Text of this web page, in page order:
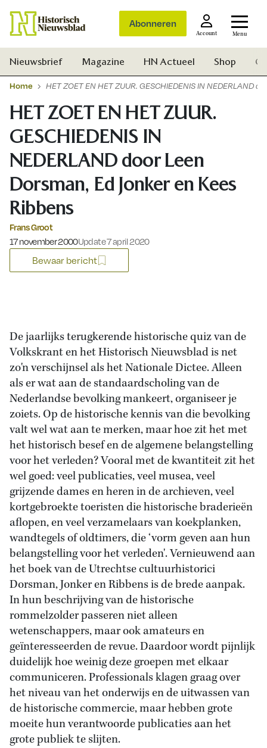
Abonneren
Account Menu
Nieuwsbrief Magazine HN Actueel Shop
Home HET ZOET EN HET ZUUR. GESCHIEDENIS IN NEDERLAND
HET ZOET EN HET ZUUR.
GESCHIEDENIS IN
NEDERLAND door Leen
Dorsman, Ed Jonker en Kees
Ribbens
Frans Groot
Gepubliceerd op:
17 november 2000Update 7 april 2020
Bewaar bericht
De jaarlijks terugkerende historische quiz van de
Volkskrant en het Historisch Nieuwsblad is net
zo'n verschijnsel als het Nationale Dictee. Alleen
als er wat aan de standaardscholing van de
Nederlandse bevolking mankeert, organiseer je
zoiets. Op de historische kennis van die bevolking
valt wel wat aan te merken, maar hoe zit het met
het historisch besef en de algemene belangstelling
voor het verleden? Vooral met de kwantiteit zit het
wel goed: veel publicaties, veel musea, veel
grijzende dames en heren in de archieven, veel
kortgebroekte toeristen die historische braderieën
aflopen, en veel verzamelaars van koekplanken,
wandtegels of oldtimers, die ‘vorm geven aan hun
belangstelling voor het verleden'. Vernieuwend aan
het boek van de Utrechtse cultuurhistorici
Dorsman, Jonker en Ribbens is de brede aanpak.
In hun beschrijving van de historische
rommelzolder passeren niet alleen
wetenschappers, maar ook amateurs en
geïnteresseerden de revue. Daardoor wordt pijnlijk
duidelijk hoe weinig deze groepen met elkaar
communiceren. Professionals klagen graag over
het niveau van het onderwijs en de uitwassen van
de historische commercie, maar hebben grote
moeite hun verantwoorde publicaties aan het
grote publiek te slijten.